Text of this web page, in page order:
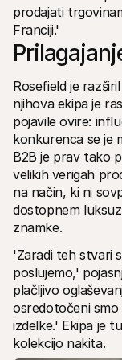
prodajati
Franciji.'
Rosefield je
njihova ekipa je
pojavile ovire:
konkurenca se je
B2B je prav tako
velikih verigah
na način, ki ni
dostopnem
znamke.
'Zaradi teh stvari
poslujemo,'
plačljivo
osredotočeni
izdelke.' Ekipa je
kolekcijo nakita.